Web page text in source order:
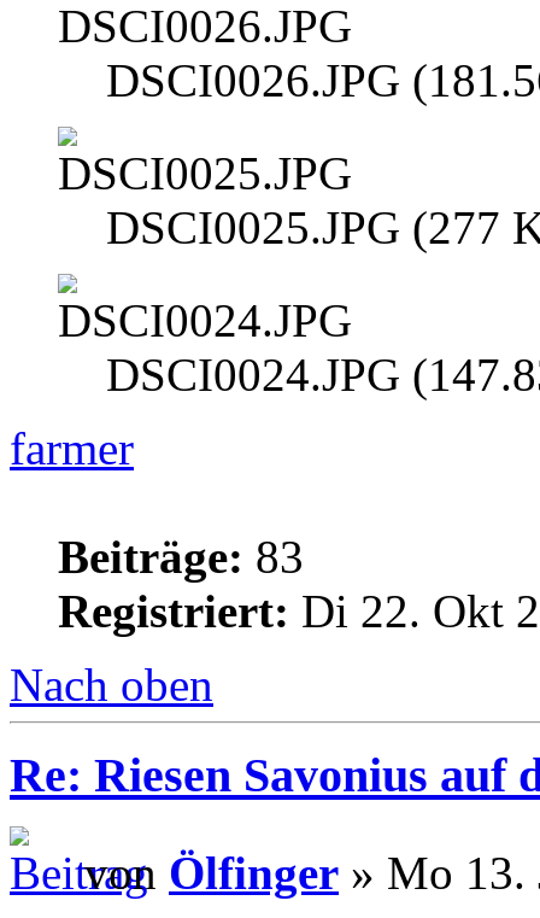
DSCI0026.JPG
DSCI0025.JPG (277
DSCI0024.JPG
farmer
Beiträge: 83
Registriert: Di 22. Okt
Nach oben
Re: Riesen Savonius auf
von Ölfinger » Mo 13.